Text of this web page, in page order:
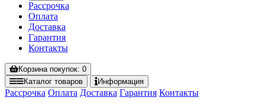
Рассрочка
Оплата
Доставка
Гарантия
Контакты
Корзинапокупок: 0
Каталог товаров Информация
Рассрочка Оплата Доставка Гарантия Контакты